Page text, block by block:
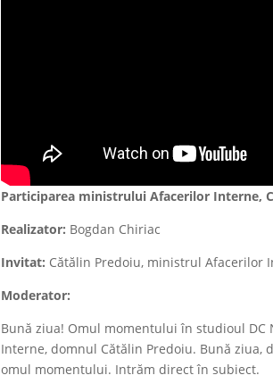
Participarea ministrului Afacerilor Interne,
Realizator: Bogdan Chiriac
Invitat: Cătălin Predoiu, ministrul Afacerilor
Moderator:
Bună ziua! Omul momentului în studioul
Interne, domnul Cătălin Predoiu. Bună
omul momentului. Intrăm direct în subiect.